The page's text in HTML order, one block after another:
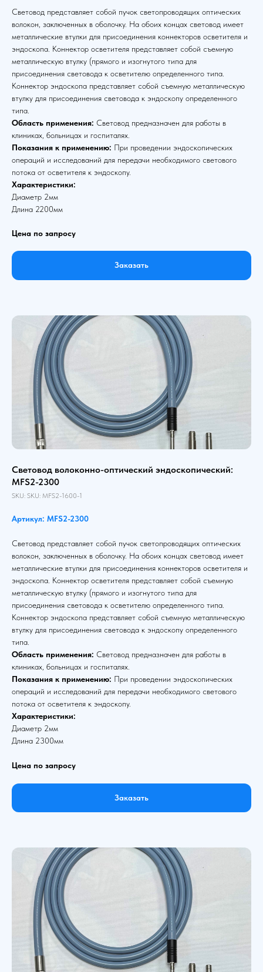
Световод представляет собой пучок светопроводящих оптических
волокон, заключенных в оболочку. На обоих концах световод имеет
металлические втулки для присоединения коннекторов осветителя и
эндоскопа. Коннектор осветителя представляет собой съемную
металлическую втулку (прямого и изогнутого типа для
присоединения световода к осветителю определенного типа.
Коннектор эндоскопа представляет собой съемную металлическую
втулку для присоединения световода к эндоскопу определенного
типа.
Область применения: Световод предназначен для работы в
клиниках, больницах и госпиталях.
Показания к применению: При проведении эндоскопических
операций и исследований для передачи необходимого светового
потока от осветителя к эндоскопу.
Характеристики:
Диаметр 2мм
Длина 2200мм
Цена по запросу
Заказать
Световод волоконно-оптический эндоскопический:
MFS2-2300
SKU: SKU: MFS2-1600-1
Артикул: MFS2-2300
Световод представляет собой пучок светопроводящих оптических
волокон, заключенных в оболочку. На обоих концах световод имеет
металлические втулки для присоединения коннекторов осветителя и
эндоскопа. Коннектор осветителя представляет собой съемную
металлическую втулку (прямого и изогнутого типа для
присоединения световода к осветителю определенного типа.
Коннектор эндоскопа представляет собой съемную металлическую
втулку для присоединения световода к эндоскопу определенного
типа.
Область применения: Световод предназначен для работы в
клиниках, больницах и госпиталях.
Показания к применению: При проведении эндоскопических
операций и исследований для передачи необходимого светового
потока от осветителя к эндоскопу.
Характеристики:
Диаметр 2мм
Длина 2300мм
Цена по запросу
Заказать